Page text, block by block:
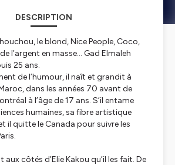
DESCRIPTION
le blond, Nice People, Coco,
l’argent en masse… Gad Elmaleh
25 ans.
de l’humour, il naît et grandit à
dans les années 70 avant de
à l’âge de 17 ans. S’il entame
humaines, sa fibre artistique
il quitte le Canada pour suivre les
aux côtés d’Elie Kakou qu’il les fait. De